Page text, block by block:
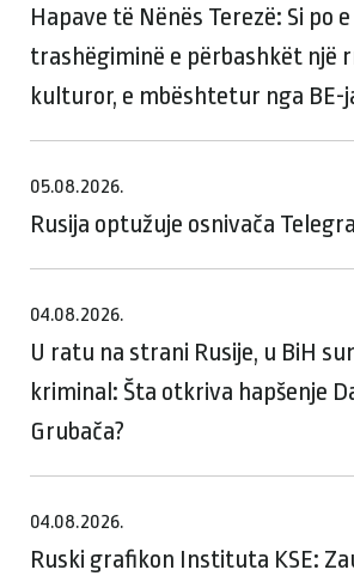
Hapave të Nënës Terezë: Si po
trashëgiminë e përbashkët një
kulturor, e mbështetur nga BE-
05.08.2026.
Rusija optužuje osnivača
04.08.2026.
U ratu na strani Rusije, u BiH
kriminal: Šta otkriva hapšenje
Grubača?
04.08.2026.
Ruski grafikon Instituta KSE: